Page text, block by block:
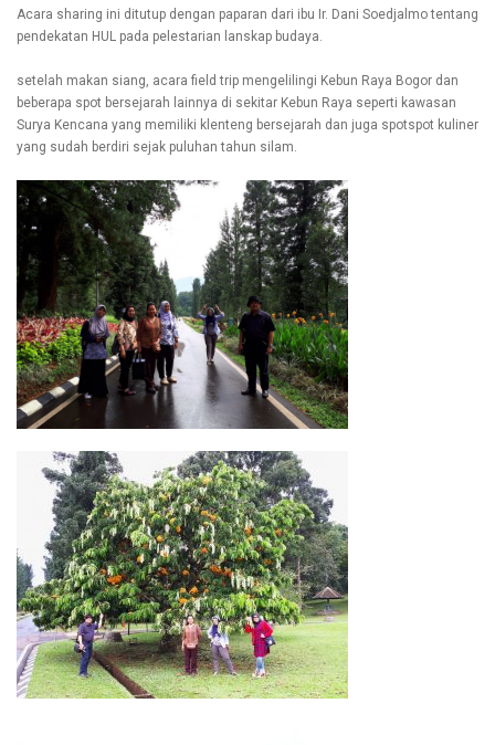
Acara sharing ini ditutup dengan paparan dari ibu Ir. Dani Soedjalmo tentang
pendekatan HUL pada pelestarian lanskap budaya.
setelah makan siang, acara field trip mengelilingi Kebun Raya Bogor dan
beberapa spot bersejarah lainnya di sekitar Kebun Raya seperti kawasan
Surya Kencana yang memiliki klenteng bersejarah dan juga spotspot kuliner
yang sudah berdiri sejak puluhan tahun silam.